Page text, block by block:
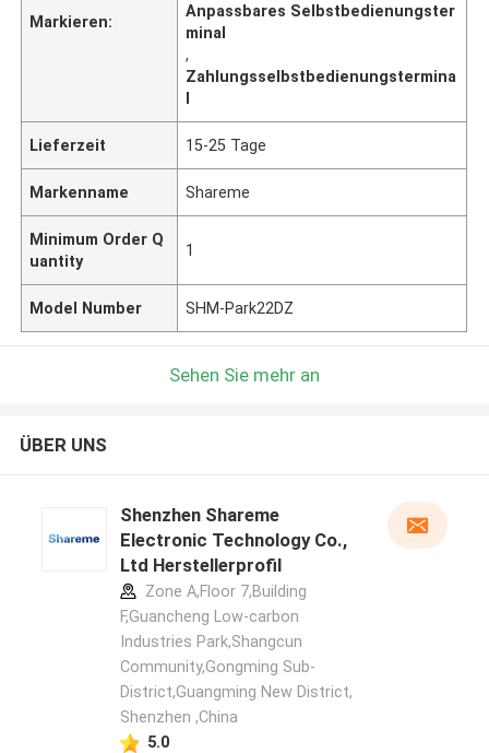
Markieren:
Anpassbares Selbstbedienungster
minal
,
Zahlungsselbstbedienungstermina
l
Lieferzeit 15-25 Tage
Markenname Shareme
Minimum Order Q
uantity
1
Model Number SHM-Park22DZ
Sehen Sie mehr an
ÜBER UNS
Shenzhen Shareme
Electronic Technology Co.,
Ltd Herstellerprofil
Zone A,Floor 7,Building
F,Guancheng Low-carbon
Industries Park,Shangcun
Community,Gongming Sub-
District,Guangming New District,
Shenzhen ,China
5.0